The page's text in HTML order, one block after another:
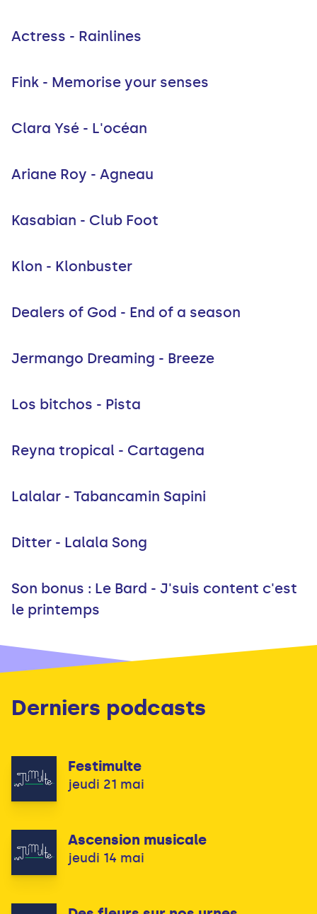
Actress - Rainlines
Fink - Memorise your senses
Clara Ysé - L'océan
Ariane Roy - Agneau
Kasabian - Club Foot
Klon - Klonbuster
Dealers of God - End of a season
Jermango Dreaming - Breeze
Los bitchos - Pista
Reyna tropical - Cartagena
Lalalar - Tabancamin Sapini
Ditter - Lalala Song
Son bonus : Le Bard - J'suis content c'est
le printemps
Derniers podcasts
Festimulte
jeudi 21 mai
Ascension musicale
jeudi 14 mai